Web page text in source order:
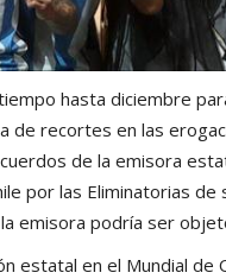
hasta diciembre
de recortes en las
de la emisora
por las Eliminatorias
emisora podría ser
estatal en el Mundial